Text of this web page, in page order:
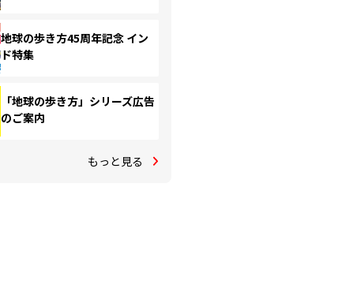
地球の歩き方45周年記念 イン
ド特集
「地球の歩き方」シリーズ広告
のご案内
もっと見る